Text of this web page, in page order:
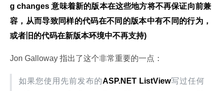
g changes 意味着新的版本在这些地方将不再保证向前兼
容，从而导致同样的代码在不同的版本中有不同的行为，
或者旧的代码在新版本环境中不再支持)
Jon Galloway 指出了这个非常重要的一点：
如果您使用先前发布的ASP.NET ListView写过任何